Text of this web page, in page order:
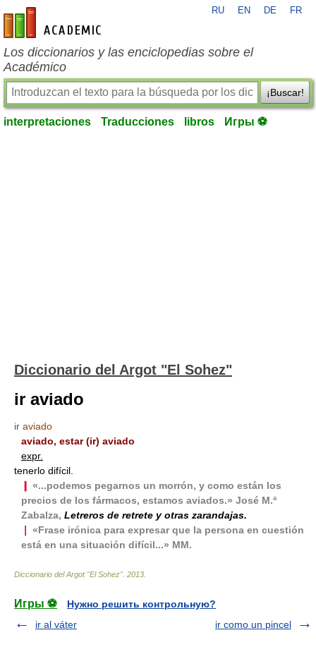
es-academic.com
RU EN DE FR
Los diccionarios y las enciclopedias sobre el
Académico
¡Buscar!
interpretaciones Traducciones libros Игры ⚽
Diccionario del Argot "El Sohez"
ir aviado
ir aviado
aviado, estar (ir) aviado
expr.
tenerlo difícil.
«...podemos pegarnos un morrón, y como están los
precios de los fármacos, estamos aviados.» José M.ª
Zabalza, Letreros de retrete y otras zarandajas.
«Frase irónica para expresar que la persona en cuestión
está en una situación difícil...» MM.
Diccionario del Argot "El Sohez". 2013
Игры ⚽
Нужно решить контрольную?
ir al váter
ir como un pincel